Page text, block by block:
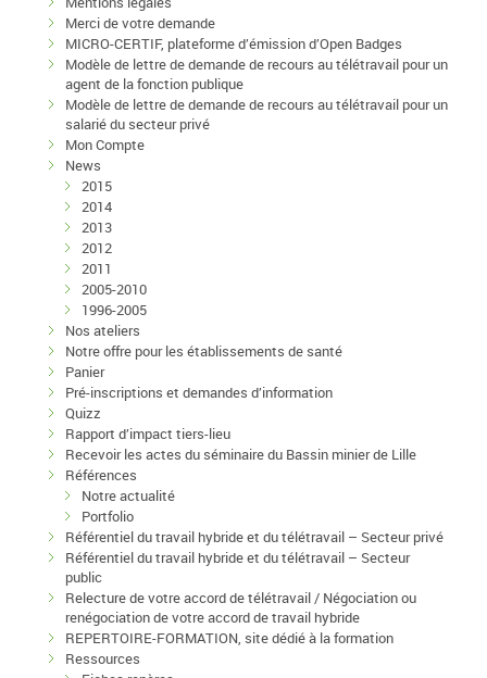
Merci de votre demande
MICRO-CERTIF, plateforme d’émission d’Open Badges
Modèle de lettre de demande de recours au télétravail pour un
agent de la fonction publique
Modèle de lettre de demande de recours au télétravail pour un
salarié du secteur privé
Mon Compte
News
2015
2014
2013
2012
2011
2005-2010
1996-2005
Nos ateliers
Notre offre pour les établissements de santé
Panier
Pré-inscriptions et demandes d’information
Quizz
Rapport d’impact tiers-lieu
Recevoir les actes du séminaire du Bassin minier de Lille
Références
Notre actualité
Portfolio
Référentiel du travail hybride et du télétravail – Secteur privé
Référentiel du travail hybride et du télétravail – Secteur
public
Relecture de votre accord de télétravail / Négociation ou
renégociation de votre accord de travail hybride
REPERTOIRE-FORMATION, site dédié à la formation
Ressources